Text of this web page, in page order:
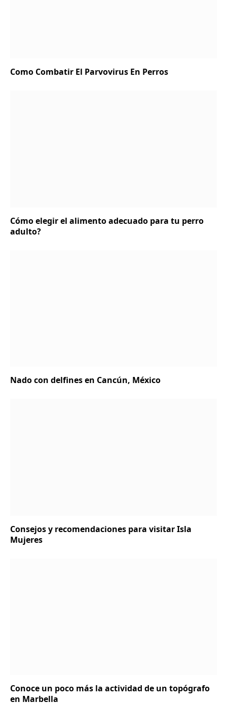
Como Combatir El Parvovirus En Perros
Cómo elegir el alimento adecuado para tu perro
adulto?
Nado con delfines en Cancún, México
Consejos y recomendaciones para visitar Isla
Mujeres
Conoce un poco más la actividad de un topógrafo
en Marbella